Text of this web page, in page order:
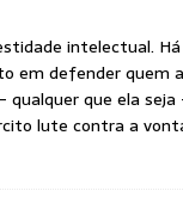
intelectual.
em defender quem
qualquer que ela
lute contra a